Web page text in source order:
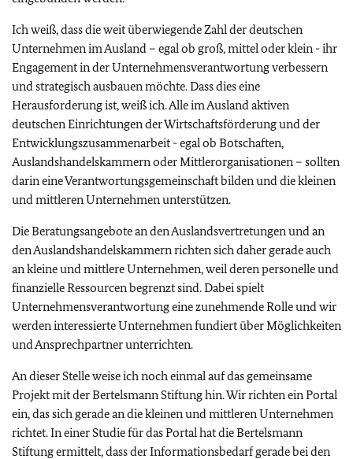
Ich weiß, dass die weit überwiegende Zahl der deutschen
Unternehmen im Ausland – egal ob groß, mittel oder klein - ihr
Engagement in der Unternehmensverantwortung verbessern
und strategisch ausbauen möchte. Dass dies eine
Herausforderung ist, weiß ich. Alle im Ausland aktiven
deutschen Einrichtungen der Wirtschaftsförderung und der
Entwicklungszusammenarbeit - egal ob Botschaften,
Auslandshandelskammern oder Mittlerorganisationen – sollten
darin eine Verantwortungsgemeinschaft bilden und die kleinen
und mittleren Unternehmen unterstützen.
Die Beratungsangebote an den Auslandsvertretungen und an
den Auslandshandelskammern richten sich daher gerade auch
an kleine und mittlere Unternehmen, weil deren personelle und
finanzielle Ressourcen begrenzt sind. Dabei spielt
Unternehmensverantwortung eine zunehmende Rolle und wir
werden interessierte Unternehmen fundiert über Möglichkeiten
und Ansprechpartner unterrichten.
An dieser Stelle weise ich noch einmal auf das gemeinsame
Projekt mit der Bertelsmann Stiftung hin. Wir richten ein Portal
ein, das sich gerade an die kleinen und mittleren Unternehmen
richtet. In einer Studie für das Portal hat die Bertelsmann
Stiftung ermittelt, dass der Informationsbedarf gerade bei den